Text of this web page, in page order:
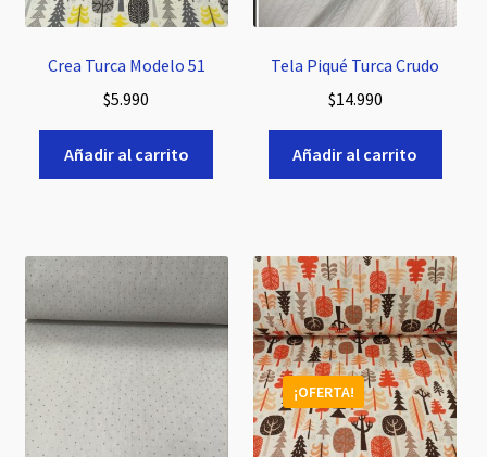
Crea Turca Modelo 51
$5.990
Añadir al carrito
Tela Piqué Turca Crudo
$14.990
Añadir al carrito
¡OFERTA!